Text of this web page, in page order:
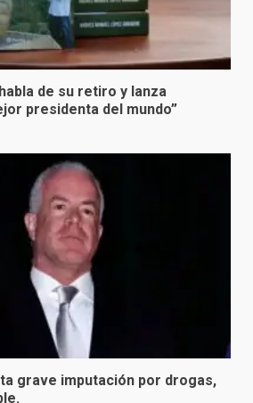
de su retiro y lanza
presidenta del mundo”
grave imputación por drogas,